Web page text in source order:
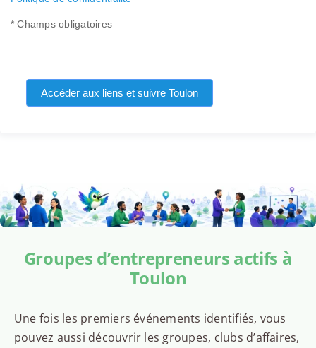
* Champs obligatoires
Accéder aux liens et suivre Toulon
Groupes d’entrepreneurs actifs à
Toulon
Une fois les premiers événements identifiés, vous
pouvez aussi découvrir les groupes, clubs d’affaires,